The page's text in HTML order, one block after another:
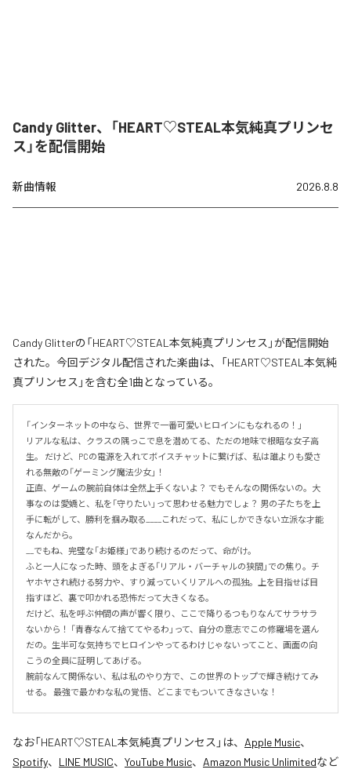
Candy Glitter、「HEART♡STEAL本気純真プリンセ
ス」を配信開始
新曲情報 2026.8.8
Candy Glitterの「HEART♡STEAL本気純真プリンセス」が配信開始
された。今回デジタル配信された楽曲は、「HEART♡STEAL本気純
真プリンセス」を含む全1曲となっている。
「インターネットの中なら、世界で一番可愛いヒロインにもなれるの！」
リアルな私は、クラスの隅っこで息を潜めてる、ただの地味で根暗な女子高
生。 だけど、PCの電源を入れてボイスチャットに繋げば、私は誰よりも愛さ
れる無敵の「ゲーミング魔法少女」！
正直、ゲームの腕前自体は全然上手くないよ？ でもそんなの関係ないの。大
事なのは愛嬌と、私を「守りたい」って思わせる魅力でしょ？ 男の子たちを上
手に転がして、勝利を掴み取る____これだって、私にしかできない立派な才能
なんだから。
__でもね、完璧な「お姫様」であり続けるのだって、命がけ。
ふと一人になった時、頭をよぎる「リアル・バーチャルの狭間」での焦り。チ
ヤホヤされ続ける努力や、すり減っていくリアルへの孤独。上を目指せば目
指すほど、裏で叩かれる恐怖だって大きくなる。
だけど、私を呼ぶ仲間の声が響く限り、ここで降りるつもりなんてサラサラ
ないから！ 「青春なんて捨ててやるわ」って、自分の意志でこの修羅場を選ん
だの。生半可な気持ちでヒロインやってるわけじゃないってこと、画面の向
こうの全員に証明してあげる。
腕前なんて関係ない、私は私のやり方で、この世界のトップで輝き続けてみ
せる。 最強で最かわな私の覚悟、どこまでもついてきなさいな！
なお「HEART♡STEAL本気純真プリンセス 」は、 Apple Music、
Spotify、 LINE MUSIC、 YouTube Music、 Amazon Music Unlimitedなど